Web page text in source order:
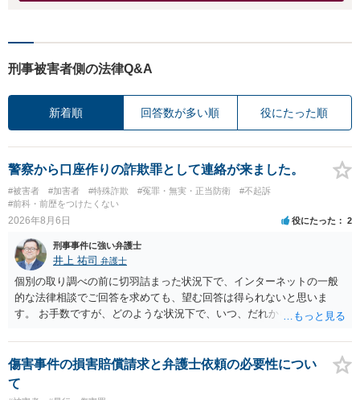
刑事被害者側の法律Q&A
新着順 回答数が多い順 役にたった順
警察から口座作りの詐欺罪として連絡が来ました。
#被害者 #加害者 #特殊詐欺 #冤罪・無実・正当防衛
#不起訴
#前科・前歴をつけたくない
2026年8月6日 役にたった 2
刑事事件に強い弁護士
井上 祐司 弁護士
個別の取り調べの前に切羽詰まった状況下で、インターネットの一般
的な法律相談でご回答を求めても、望む回答は得られないと思いま
す。 お手数ですが、どのような状況下で、いつ、だれからどのような
の程度だと聞いているのかということについて、お近くで詳細な法律
相談を受けられたうえで対処方法を探された方がよいと思われます。
一般論でいえば、任意取り調べの場合、ＩＣレコーダーを持参して取
り調べ内容を録音することは必須だと考えます。
傷害事件の損害賠償請求と弁護士依頼の必要性につい
て